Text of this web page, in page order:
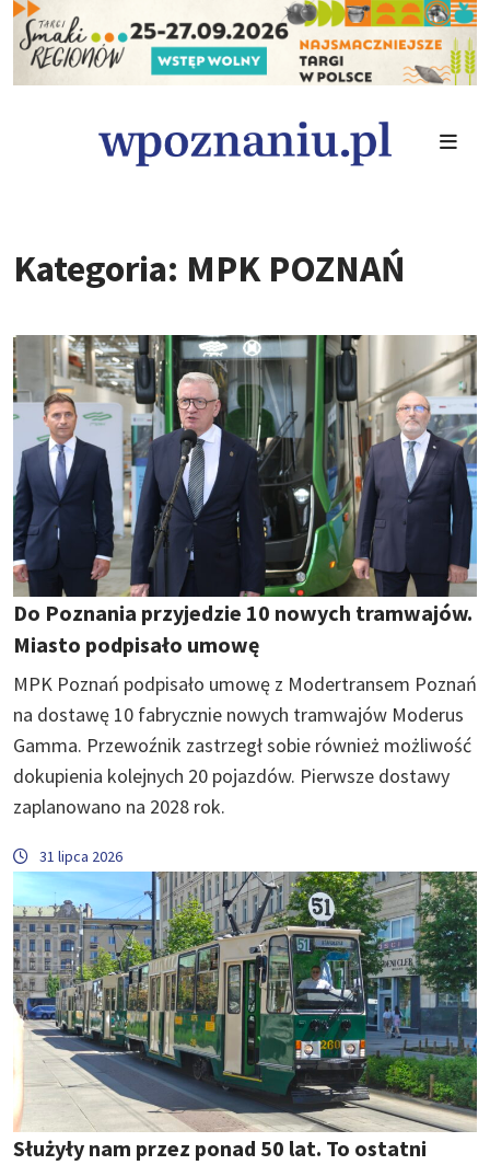
Kategoria: MPK POZNAŃ
Do Poznania przyjedzie 10 nowych tramwajów.
Miasto podpisało umowę
MPK Poznań podpisało umowę z Modertransem Poznań
na dostawę 10 fabrycznie nowych tramwajów Moderus
Gamma. Przewoźnik zastrzegł sobie również możliwość
dokupienia kolejnych 20 pojazdów. Pierwsze dostawy
zaplanowano na 2028 rok.
31 lipca 2026
Służyły nam przez ponad 50 lat. To ostatni